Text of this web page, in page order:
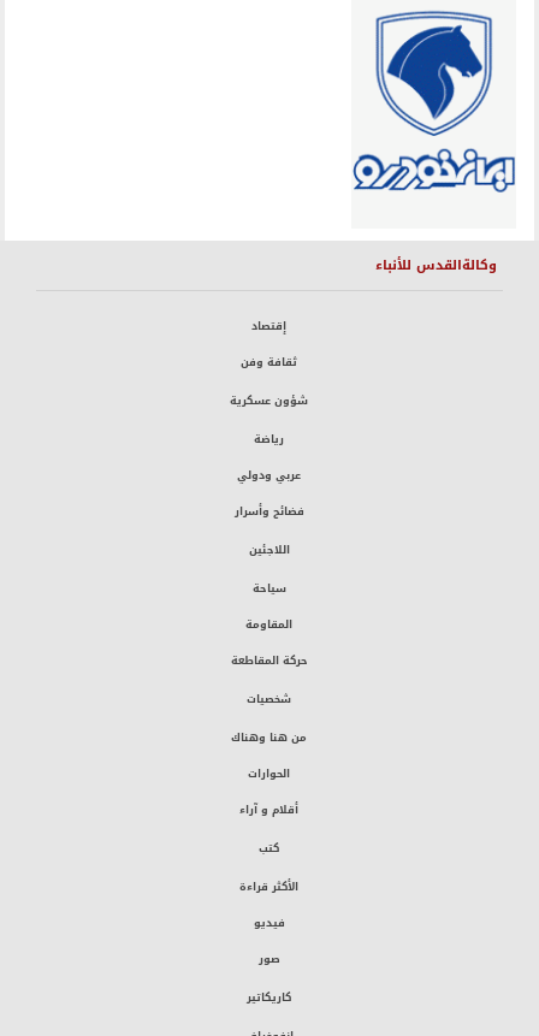
وكالةالقدس للأنباء
إقتصاد
ثقافة وفن
شؤون عسكرية
رياضة
عربي ودولي
فضائح وأسرار
اللاجئين
سياحة
المقاومة
حركة المقاطعة
شخصيات
من هنا وهناك
الحوارات
أقلام و آراء
كتب
الأكثر قراءة
فيديو
صور
كاريكاتير